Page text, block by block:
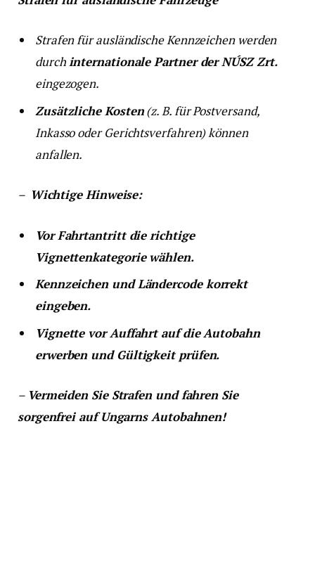
Strafen für ausländische Kennzeichen werden
durchinternationale Partner der NÚSZ Zrt.
eingezogen.
Zusätzliche Kosten(z. B. für Postversand,
Inkasso oder Gerichtsverfahren) können
anfallen.
– Wichtige Hinweise:
Vor Fahrtantritt die richtige
Vignettenkategorie wählen.
Kennzeichen und Ländercode korrekt
eingeben.
Vignette vor Auffahrt auf die Autobahn
erwerben und Gültigkeit prüfen.
– Vermeiden Sie Strafen und fahren Sie
sorgenfrei auf Ungarns Autobahnen!